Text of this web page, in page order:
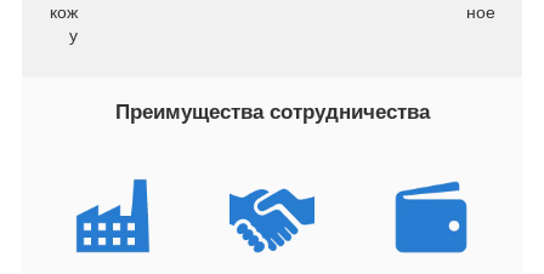
кож
у
ное
Преимущества сотрудничества